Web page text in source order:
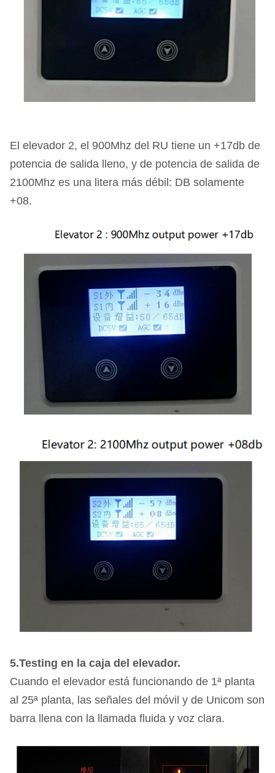
El elevador 2, el 900Mhz del RU tiene un +17db de
potencia de salida lleno, y de potencia de salida de
2100Mhz es una litera más débil: DB solamente
+08.
5.Testing en la caja del elevador.
Cuando el elevador está funcionando de 1ª planta
al 25ª planta, las señales del móvil y de Unicom son
barra llena con la llamada fluida y voz clara.